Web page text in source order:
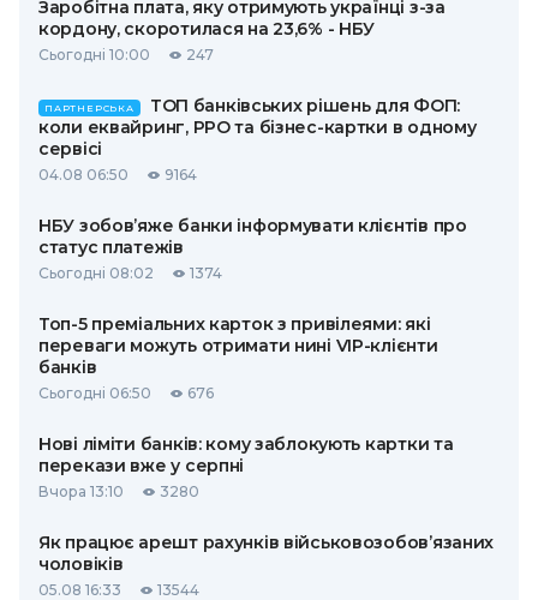
Заробітна плата, яку отримують українці з-за
кордону, скоротилася на 23,6% - НБУ
Сьогодні 10:00 247
ПАРТНЕРСЬКА
ТОП банківських рішень для ФОП:
коли еквайринг, РРО та бізнес-картки в одному
сервісі
04.08 06:50 9164
НБУ зобов’яже банки інформувати клієнтів про
статус платежів
Сьогодні 08:02 1374
Топ-5 преміальних карток з привілеями: які
переваги можуть отримати нині VIP-клієнти
банків
Сьогодні 06:50 676
Нові ліміти банків: кому заблокують картки та
перекази вже у серпні
Вчора 13:10 3280
Як працює арешт рахунків військовозобов’язаних
чоловіків
05.08 16:33 13544